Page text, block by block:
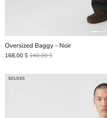
Oversized Baggy - Noir
168,00 $ 240,00 $
SOLDES